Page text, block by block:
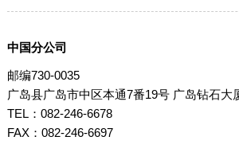
中国分公司
邮编730-0035
广岛县广岛市中区本通7番19号 广岛钻石大
TEL：082-246-6678
FAX：082-246-6697